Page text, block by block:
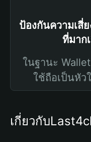
ป้องกันความเสี่
ที่มาก
ในฐานะ
ใช้ถือเป็นหัว
เกี่ยวกับ